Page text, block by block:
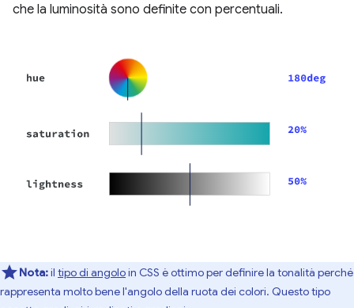
che la luminosità sono definite con percentuali.
Nota:il tipo di angoloin CSS è ottimo per definire la tonalità perché
rappresenta molto bene l'angolo della ruota dei colori. Questo tipo